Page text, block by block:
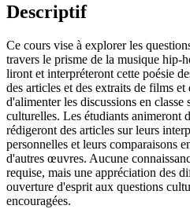
Descriptif
Ce cours vise à explorer les
travers le prisme de la musique hip-
liront et interpréteront cette poésie
des articles et des extraits de films
d'alimenter les discussions en classe
culturelles. Les étudiants animeront
rédigeront des articles sur leurs
personnelles et leurs comparaisons
d'autres œuvres. Aucune
requise, mais une appréciation des
ouverture d'esprit aux questions
encouragées.